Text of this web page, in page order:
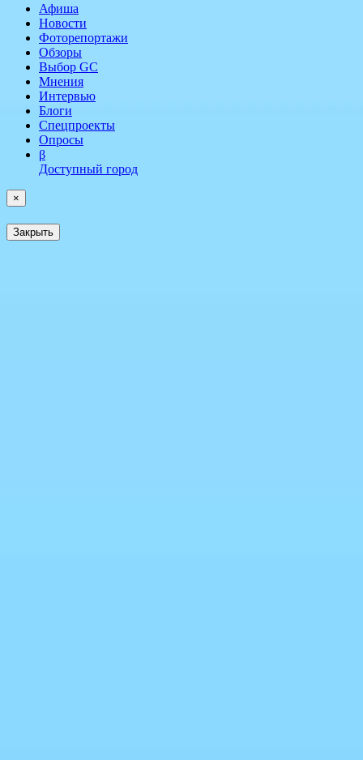
Афиша
Новости
Фоторепортажи
Обзоры
Выбор GC
Мнения
Интервью
Блоги
Спецпроекты
Опросы
β
Доступный город
×
Закрыть